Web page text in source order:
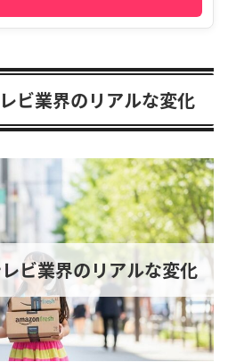
ビ業界のリアルな変化
ビ業界のリアルな変化